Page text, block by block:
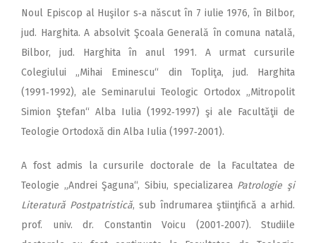
Noul Episcop al Huşilor s‑a născut în 7 iulie 1976, în Bilbor,
jud. Harghita. A absolvit Şcoala Generală în comuna natală,
Bilbor, jud. Harghita în anul 1991. A urmat cursurile
Colegiului „Mihai Eminescu“ din Topliţa, jud. Harghita
(1991‑1992), ale Seminarului Teologic Ortodox „Mitropolit
Simion Ştefan“ Alba Iulia (1992‑1997) şi ale Facultăţii de
Teologie Ortodoxă din Alba Iulia (1997‑2001).
A fost admis la cursurile doctorale de la Facultatea de
Teologie „Andrei Şaguna“, Sibiu, specializarea Patrologie şi
Literatură Postpatristică, sub îndrumarea ştiinţifică a arhid.
prof. univ. dr. Constantin Voicu (2001‑2007). Studiile